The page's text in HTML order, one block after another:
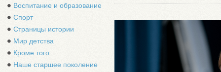
Воспитание и образование
Спорт
Страницы истории
Мир детства
Кроме того
Наше старшее поколение